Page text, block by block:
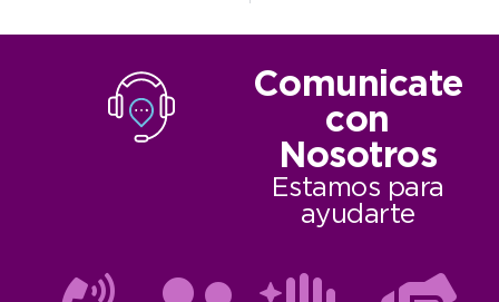
Comunicate
con
Nosotros
Estamos para
ayudarte